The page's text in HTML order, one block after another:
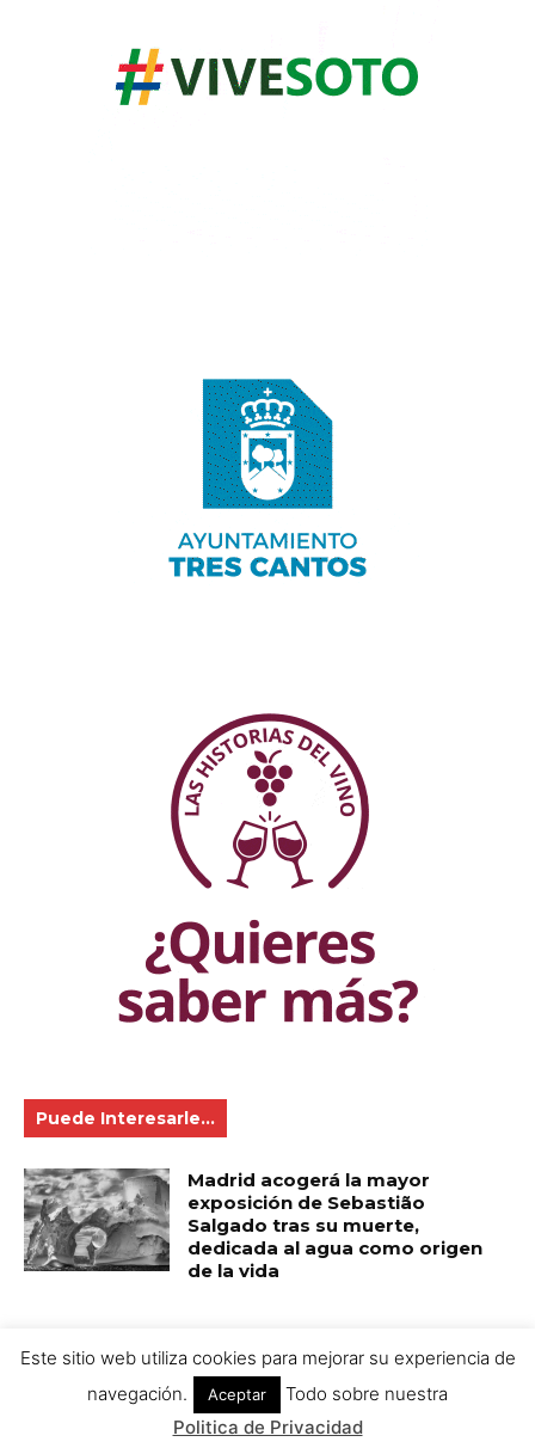
Este sitio web utiliza cookies para mejorar su experiencia de
navegación.
Aceptar
Todo sobre nuestra
Politica de Privacidad